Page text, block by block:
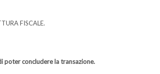
FISCALE.
poter concludere la transazione.